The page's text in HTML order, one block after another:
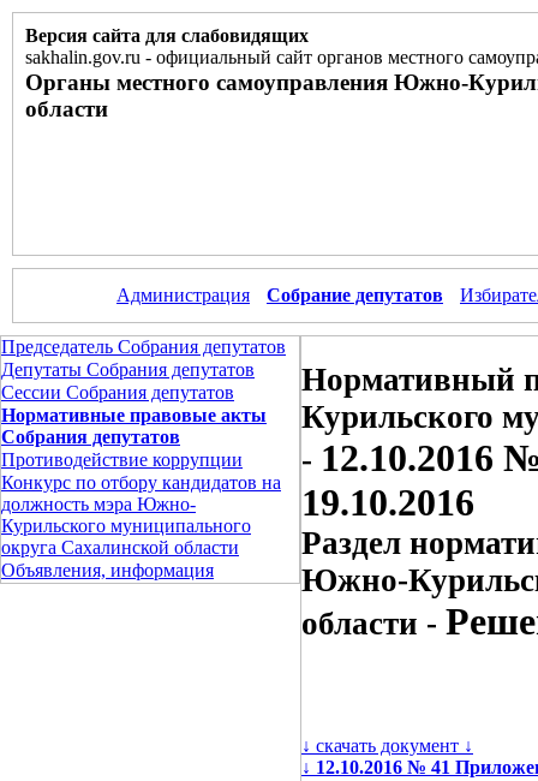
Версия сайта для слабовидящих
sakhalin.gov.ru - официальный сайт органов местного
Органы местного самоуправления Южно-
области
Администрация Собрание депутатов
Председатель Собрания депутатов
Депутаты Собрания депутатов
Сессии Собрания депутатов
Нормативные правовые акты
Собрания депутатов
Противодействие коррупции
Конкурс по отбору кандидатов на
должность мэра Южно-
Курильского муниципального
округа Сахалинской области
Объявления, информация
Нормативный
Курильского
- 12.10.2016
19.10.2016
Раздел
Южно-
области -
↓ скачать документ ↓
↓ 12.10.2016 № 41